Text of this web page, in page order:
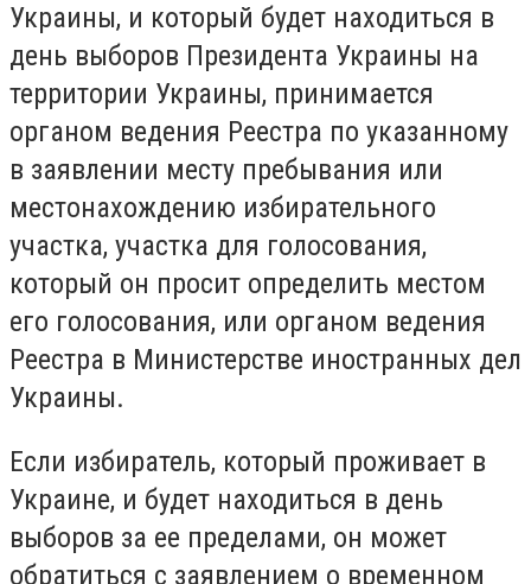
Украины, и который будет находиться в
день выборов Президента Украины на
территории Украины, принимается
органом ведения Реестра по указанному
в заявлении месту пребывания или
местонахождению избирательного
участка, участка для голосования,
который он просит определить местом
его голосования, или органом ведения
Реестра в Министерстве иностранных дел
Украины.
Если избиратель, который проживает в
Украине, и будет находиться в день
выборов за ее пределами, он может
обратиться с заявлением о временном